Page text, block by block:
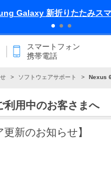
Galaxy 新折りたたみス
スマートフォン
携帯電話
ソフトウェアサポート Nexus
利用中のお客さまへ
更新のお知らせ】